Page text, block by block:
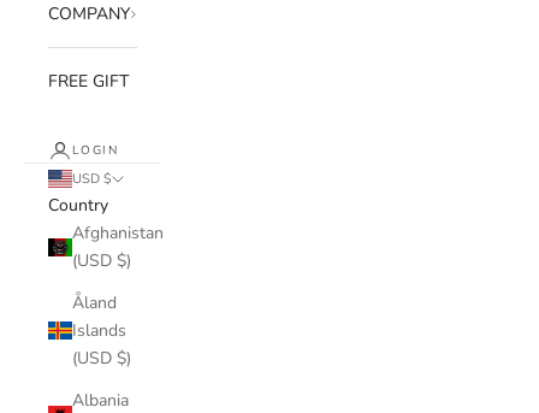
COMPANY
FREE GIFT
LOGIN
USD $
Country
Afghanistan
(USD $)
Åland
Islands
(USD $)
Albania